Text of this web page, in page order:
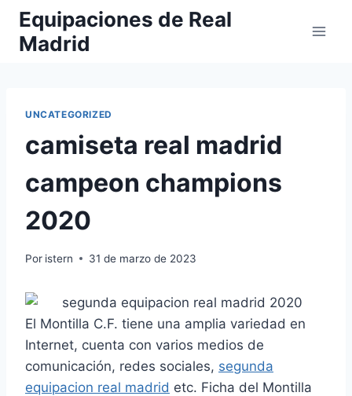
Saltar
contenido
Equipaciones de Real
Madrid
UNCATEGORIZED
camiseta real madrid
campeon champions
2020
Por istern 31 de marzo de 2023
El Montilla C.F. tiene una amplia variedad en
Internet, cuenta con varios medios de
comunicación, redes sociales, segunda
equipacion real madrid etc. Ficha del Montilla